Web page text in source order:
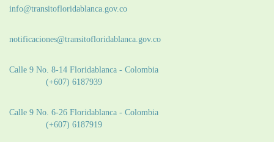
info@transitofloridablanca.gov.co
notificaciones@transitofloridablanca.gov.co
Calle 9 No. 8-14 Floridablanca - Colombia
(+607) 6187939
Calle 9 No. 6-26 Floridablanca - Colombia
(+607) 6187919